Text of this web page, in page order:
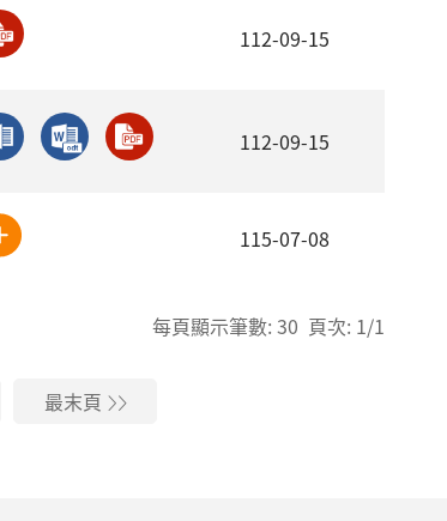
112-09-15
112-09-15
115-07-08
每頁顯示筆數: 30 頁次: 1/1
最末頁